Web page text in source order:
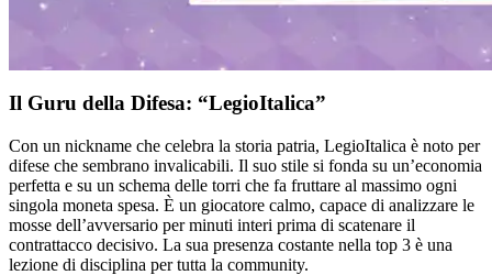
Il Guru della Difesa: “LegioItalica”
Con un nickname che celebra la storia patria, LegioItalica è noto per
difese che sembrano invalicabili. Il suo stile si fonda su un’economia
perfetta e su un schema delle torri che fa fruttare al massimo ogni
singola moneta spesa. È un giocatore calmo, capace di analizzare le
mosse dell’avversario per minuti interi prima di scatenare il
contrattacco decisivo. La sua presenza costante nella top 3 è una
lezione di disciplina per tutta la community.